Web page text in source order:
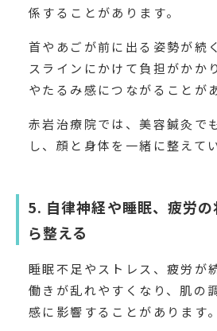
係することがあります。
首やあごが前に出る姿勢が続
スラインにかけて負担がかか
やたるみ感につながることが
赤岩治療院では、美容鍼灸で
し、顔と身体を一緒に整えて
5. 自律神経や睡眠、疲労
ら整える
睡眠不足やストレス、疲労が
働きが乱れやすくなり、肌の
感に影響することがあります。